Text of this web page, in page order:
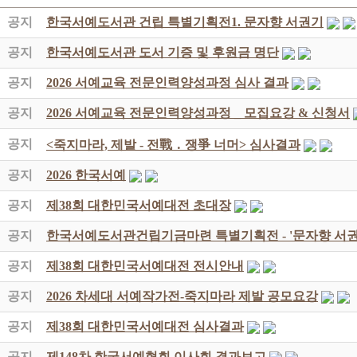
공지 한국서예도서관 건립 특별기획전1. 문자향 서권기
공지 한국서예도서관 도서 기증 및 후원금 명단
공지 2026 서예교육 전문인력양성과정 심사 결과
공지 2026 서예교육 전문인력양성과정 _ 모집요강 & 신청서
공지 <죽지마라, 제발 - 전戰 ․ 쟁爭 너머> 심사결과
공지 2026 한국서예
공지 제38회 대한민국서예대전 초대장
공지 한국서예도서관건립기금마련 특별기획전 - '문자향 서
공지 제38회 대한민국서예대전 전시안내
공지 2026 차세대 서예작가전-죽지마라 제발 공모요강
공지 제38회 대한민국서예대전 심사결과